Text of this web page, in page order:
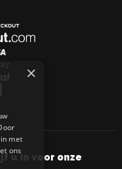
u in voor onze
×
met
ons